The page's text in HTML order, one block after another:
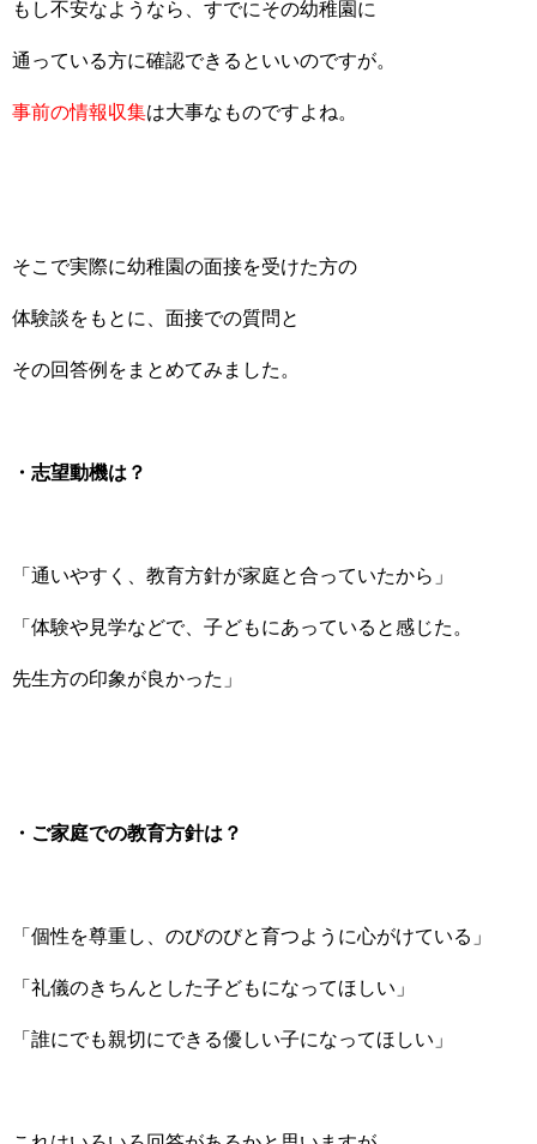
もし不安なようなら、すでにその幼稚園に
通っている方に確認できるといいのですが。
事前の情報収集は大事なものですよね。
そこで実際に幼稚園の面接を受けた方の
体験談をもとに、面接での質問と
その回答例をまとめてみました。
・志望動機は？
「通いやすく、教育方針が家庭と合っていたから」
「体験や見学などで、子どもにあっていると感じた。
先生方の印象が良かった」
・ご家庭での教育方針は？
「個性を尊重し、のびのびと育つように心がけている」
「礼儀のきちんとした子どもになってほしい」
「誰にでも親切にできる優しい子になってほしい」